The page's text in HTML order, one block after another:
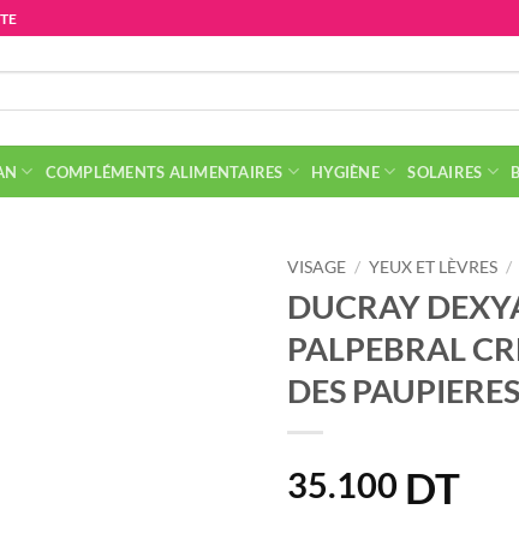
COMPLÉMENTS ALIMENTAIRES HYGIÈNE SOLAIRES
VISAGE / YEUX ET LÈVRES /
DUCRAY
PALPEBRAL
DES
35.100 DT